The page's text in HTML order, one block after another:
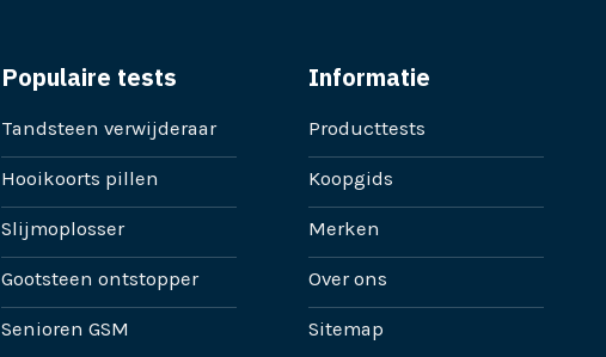
Populaire tests
Tandsteen verwijderaar
Hooikoorts pillen
Slijmoplosser
Gootsteen ontstopper
Senioren GSM
Informatie
Producttests
Koopgids
Merken
Over ons
Sitemap